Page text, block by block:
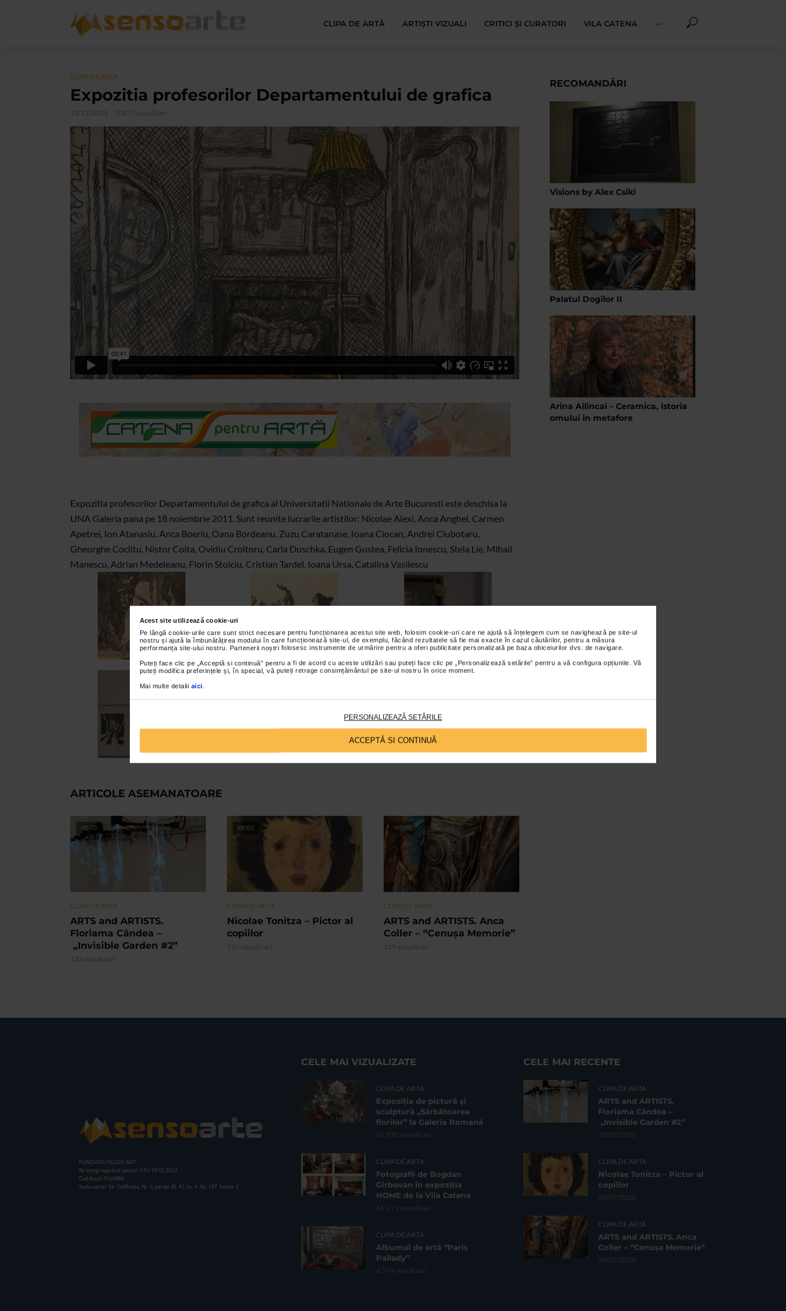
Acest site utilizează cookie-uri
Pe lângă cookie-urile care sunt strict necesare pentru funcționarea acestui site web, folosim cookie-uri care ne ajută să înțelegem cum se navighează pe site-ul
nostru și ajută la îmbunătățirea modului în care funcționează site-ul, de exemplu, făcând rezultatele să fie mai exacte în cazul căutărilor, pentru a măsura
performanța site-ului nostru. Partenerii noștri folosesc instrumente de urmărire pentru a oferi publicitate personalizată pe baza obiceiurilor dvs. de navigare.
Puteți face clic pe „Acceptă si continuă” pentru a fi de acord cu aceste utilizări sau puteți face clic pe „Personalizează setările” pentru a vă configura opțiunile. Vă
puteți modifica preferințele și, în special, vă puteți retrage consimțământul pe site-ul nostru în orice moment.
Mai multe detalii aici
PERSONALIZEAZĂ SETĂRILE
ACCEPTĂ SI CONTINUĂ
CLIPA DE ARTĂ ARTIȘTI VIZUALI CRITICI ȘI CURATORI VILA CATENA ···
CLIPA DE ARTA
Expozitia profesorilor Departamentului de grafica
11/11/2011 7.815 vizualizari
Expozitia profesorilor Departamentului de grafica al Universitatii Nationale de Arte Bucuresti este deschisa la
UNA Galeria pana pe 18 noiembrie 2011. Sunt reunite lucrarile artistilor: Nicolae Alexi, Anca Anghel, Carmen
Apetrei, Ion Atanasiu, Anca Boeriu, Oana Bordeanu, Zuzu Caratanase, Ioana Ciocan, Andrei Ciubotaru,
Gheorghe Coclitu, Nistor Coita, Ovidiu Croitoru, Carla Duschka, Eugen Gustea, Felicia Ionescu, Stela Lie, Mihail
Manescu, Adrian Medeleanu, Florin Stoiciu, Cristian Tardel, Ioana Ursa, Catalina Vasilescu
ARTICOLE ASEMANATOARE
VIDEO
CLIPA DE ARTA
ARTS and ARTISTS.
Floriama Cândea –
„Invisible Garden #2”
133 vizualizari
VIDEO
CLIPA DE ARTA
Nicolae Tonitza – Pictor al
copiilor
150 vizualizari
VIDEO
CLIPA DE ARTA
ARTS and ARTISTS. Anca
Coller – “Cenușa Memorie”
159 vizualizari
RECOMANDĂRI
Visions by Alex Csiki
Palatul Dogilor II
Arina Ailincai – Ceramica, istoria
omului in metafore
FUNDATIA FILDAS ART
Nr inreg registrul special: 4 PJ/ 29.01.2013
Cod fiscal: 9164384
Sediu social: Str. Delfinului, Nr. 6, parter Bl. 42, Sc. 4, Ap. 197, Sector 2
CELE MAI VIZUALIZATE
CLIPA DE ARTA
Expoziția de pictură și
sculptură „Sărbătoarea
florilor” la Galeria Romană
62.730 vizualizari
CLIPA DE ARTA
Fotografii de Bogdan
Gîrbovan în expoziția
HOME de la Vila Catena
16.211 vizualizari
CLIPA DE ARTA
Albumul de artă “Paris
Pallady”
6.594 vizualizari
CELE MAI RECENTE
CLIPA DE ARTA
ARTS and ARTISTS.
Floriama Cândea –
„Invisible Garden #2”
30/07/2026
CLIPA DE ARTA
Nicolae Tonitza – Pictor al
copiilor
29/07/2026
CLIPA DE ARTA
ARTS and ARTISTS. Anca
Coller – “Cenușa Memorie”
28/07/2026